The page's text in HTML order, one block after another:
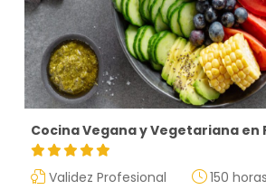
Cocina Vegana y Vegetariana en
Validez Profesional
150 horas